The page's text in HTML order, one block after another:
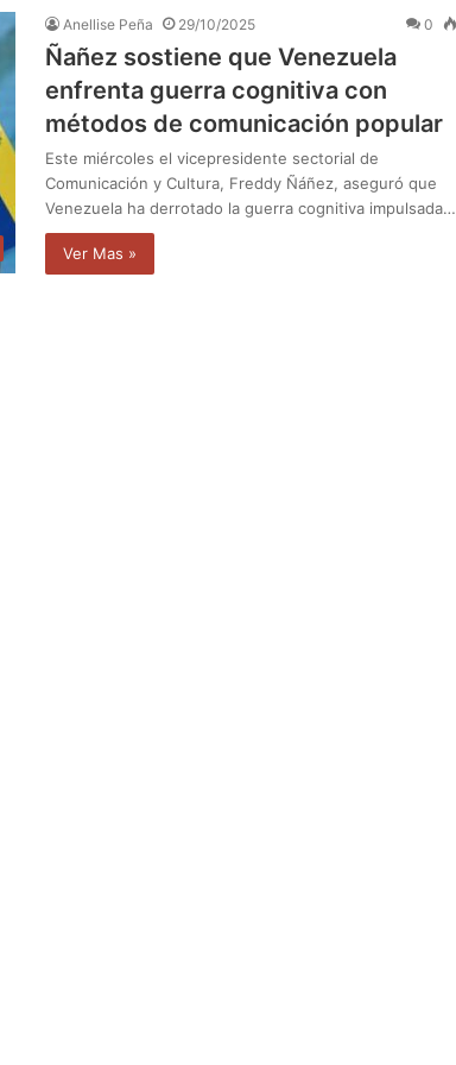
Anellise Peña 29/10/2025 0
Ñañez sostiene que Venezuela
enfrenta guerra cognitiva con
métodos de comunicación popular
Este miércoles el vicepresidente sectorial de
Comunicación y Cultura, Freddy Ñáñez, aseguró que
Venezuela ha derrotado la guerra cognitiva impulsada…
Ver Mas »